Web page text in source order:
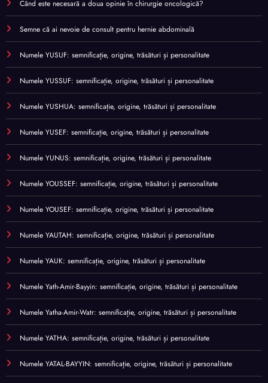
Când este necesară a doua opinie în chirurgie oncologică?
Semne că ai nevoie de consult pentru hernie abdominală
Numele YUSUF: semnificație, origine, trăsături și personalitate
Numele YUSSUF: semnificație, origine, trăsături și personalitate
Numele YUSHUA: semnificație, origine, trăsături și personalitate
Numele YUSEF: semnificație, origine, trăsături și personalitate
Numele YUNUS: semnificație, origine, trăsături și personalitate
Numele YOUSSEF: semnificație, origine, trăsături și personalitate
Numele YOUSEF: semnificație, origine, trăsături și personalitate
Numele YAUTAH: semnificație, origine, trăsături și personalitate
Numele YAUK: semnificație, origine, trăsături și personalitate
Numele Yath-Amir-Bayyin: semnificație, origine, trăsături și personalitate
Numele Yatha-Amir-Watr: semnificație, origine, trăsături și personalitate
Numele YATHA: semnificație, origine, trăsături și personalitate
Numele YATAL-BAYYIN: semnificație, origine, trăsături și personalitate